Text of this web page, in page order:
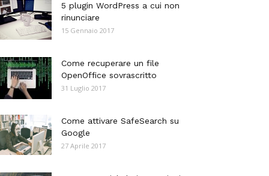
5 plugin WordPress a cui non
rinunciare
15 Gennaio 2017
Come recuperare un file
OpenOffice sovrascritto
31 Luglio 2017
Come attivare SafeSearch su
Google
27 Aprile 2017